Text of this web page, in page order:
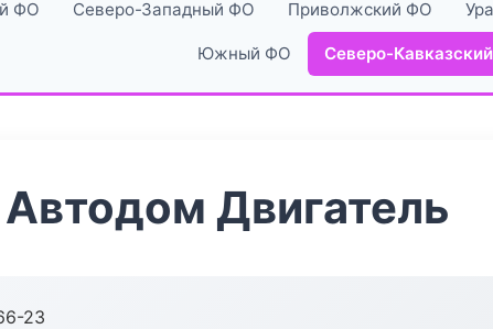
ФО Северо-Западный ФО Приволжский ФО
Южный ФО Северо-
Двигатель
23